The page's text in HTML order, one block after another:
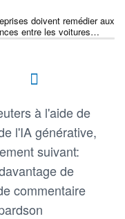
doivent remédier aux
entre les voitures
et les véhicules
à l'aide de
l'IA générative,
suivant:
de
commentaire